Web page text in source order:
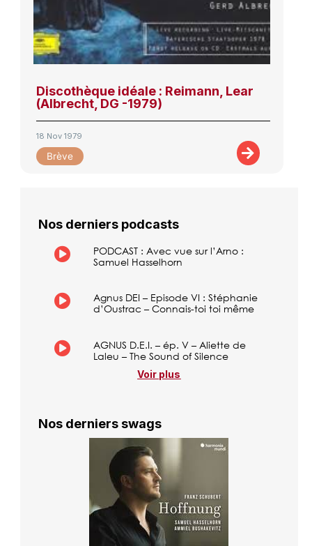
Discothèque idéale : Reimann, Lear
(Albrecht, DG -1979)
18 Nov 1979
Brève
Nos derniers podcasts
PODCAST : Avec vue sur l’Arno :
Samuel Hasselhorn
Agnus DEI – Episode VI : Stéphanie
d’Oustrac – Connais-toi toi même
AGNUS D.E.I. – ép. V – Aliette de
Laleu – The Sound of Silence
Voir plus
Nos derniers swags